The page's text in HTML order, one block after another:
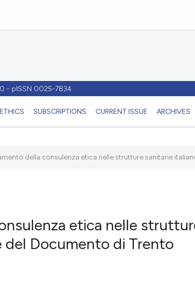
- pISSN 0025-7834
SUBSCRIPTIONS CURRENT ISSUE ARCHIVES
della consulenza etica nelle strutture sanitarie
etica nelle
del Documento di Trento